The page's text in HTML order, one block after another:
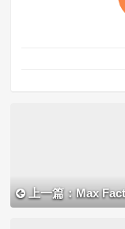
上一篇：Max